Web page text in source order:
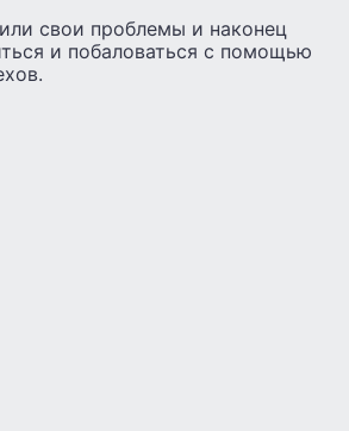
свои проблемы и наконец
и побаловаться с помощью